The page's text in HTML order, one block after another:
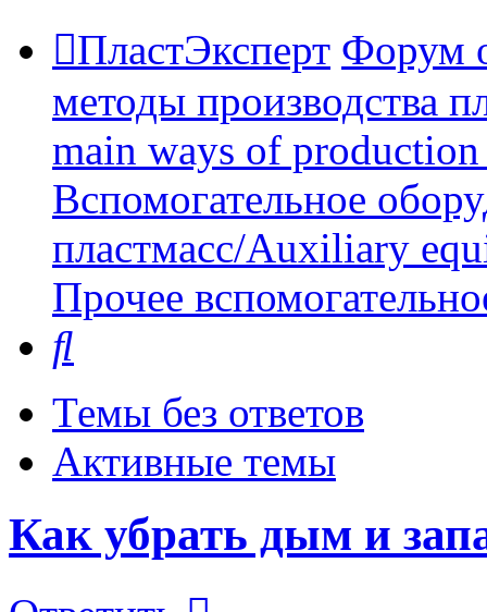
ПластЭксперт Форум
методы производства
main ways of
Вспомогательное
пластмасс/Auxiliary
Прочее
Темы без ответов
Активные темы
Как убрать дым и